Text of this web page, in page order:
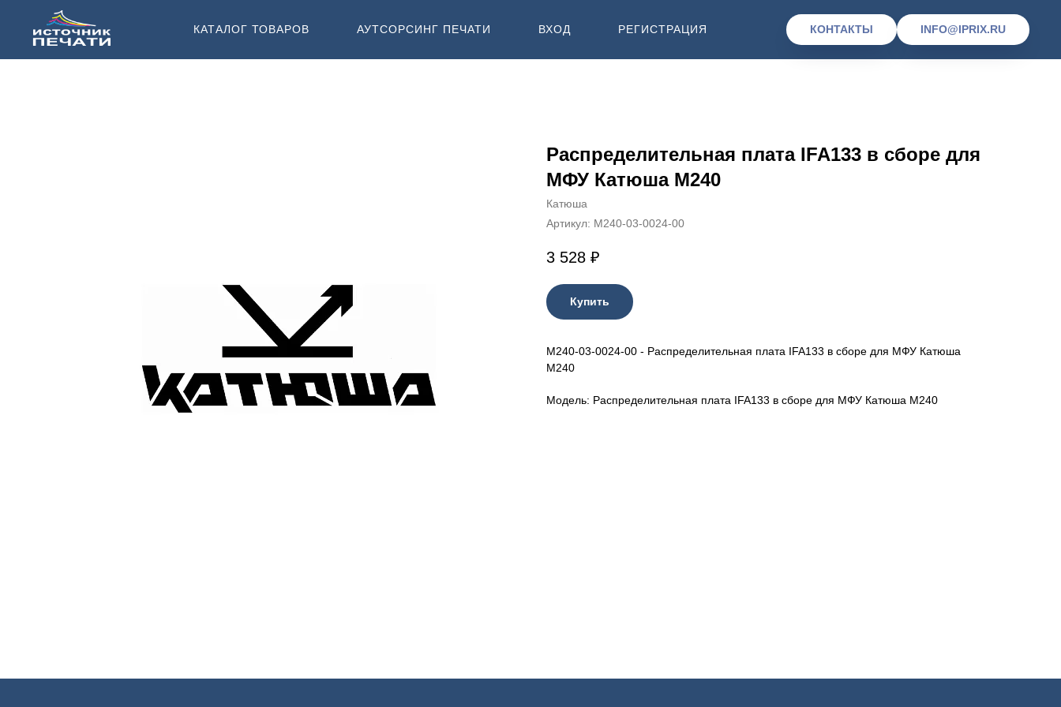
КАТАЛОГ ТОВАРОВ АУТСОРСИНГ ПЕЧАТИ ВХОД РЕГИСТРАЦИЯ КОНТАКТЫ INFO@IPRIX.RU
Распределительная плата IFA133 в сборе для
МФУ Катюша M240
Катюша
Артикул: M240-03-0024-00
3 528 ₽
Купить
M240-03-0024-00 - Распределительная плата IFA133 в сборе для МФУ Катюша
M240
Модель: Распределительная плата IFA133 в сборе для МФУ Катюша M240